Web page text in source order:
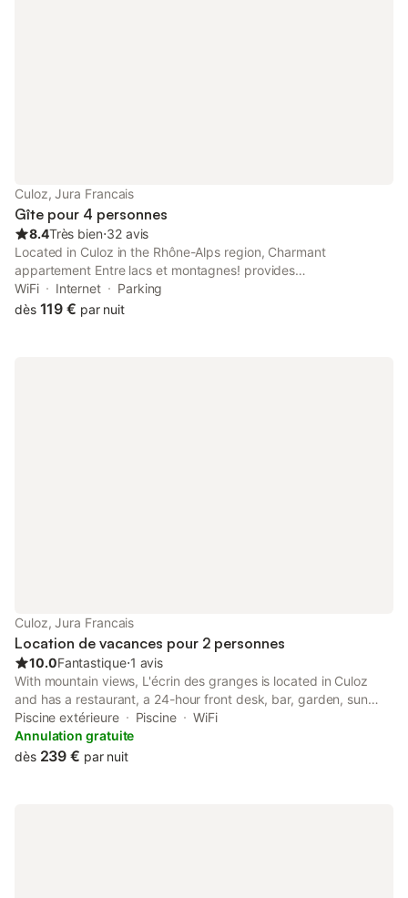
Culoz, Jura Francais
Gîte pour 4 personnes
8.4Très bien⋅32 avis
Located in Culoz in the Rhône-Alps region, Charmant
appartement Entre lacs et montagnes! provides
accommodation with free WiFi and free private parking. The air-
conditioned accommodation is 22 km from Bourget Lake.
WiFi Internet
Parking
dès 119 € par nuit
Culoz, Jura Francais
Location de vacances pour 2 personnes
10.0Fantastique⋅1 avis
With mountain views, L'écrin des granges is located in Culoz
and has a restaurant, a 24-hour front desk, bar, garden, sun
terrace and year-round outdoor pool. Private parking is
available on site at this recently renovated property.
Piscine extérieure Piscine
WiFi
Annulation gratuite
dès 239 € par nuit